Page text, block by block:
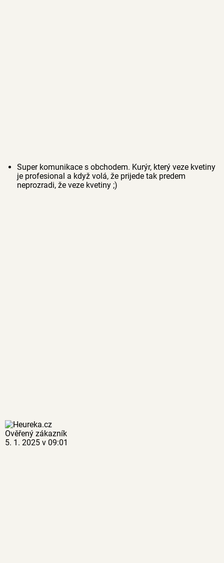
Super komunikace s obchodem. Kurýr, který veze kvetiny
je profesional a když volá, že prijede tak predem
neprozradi, že veze kvetiny ;)
Ověřený zákazník
5. 1. 2025 v 09:01